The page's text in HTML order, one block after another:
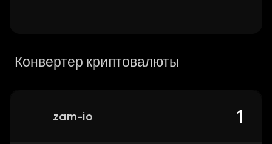
Конвертер криптовалюты
zam-io